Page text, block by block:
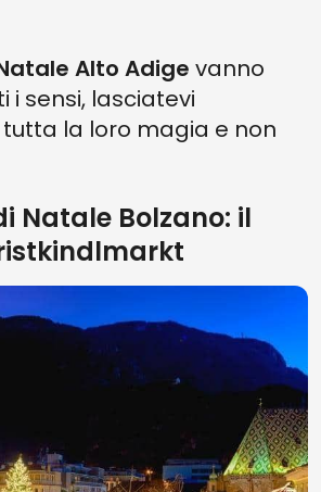
Alto Adige vanno
i sensi, lasciatevi
la loro magia e non
Natale Bolzano: il